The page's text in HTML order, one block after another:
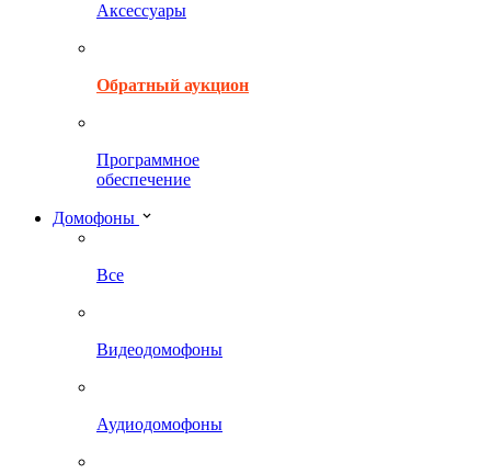
Аксессуары
Обратный аукцион
Программное
обеспечение
Домофоны
Все
Видеодомофоны
Аудиодомофоны